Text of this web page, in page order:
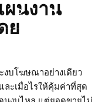
ผนงาน
ย
งบโฆษณาอย่างเดียว
ละเมื่อไรให้คุ้มค่าที่สุด